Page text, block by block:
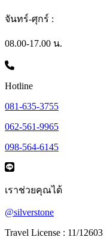
จันทร์-ศุกร์ :
08.00-17.00 น.
Hotline
081-635-3755
062-561-9965
098-564-6145
เราช่วยคุณได้
@silverstone
Travel License : 11/12603